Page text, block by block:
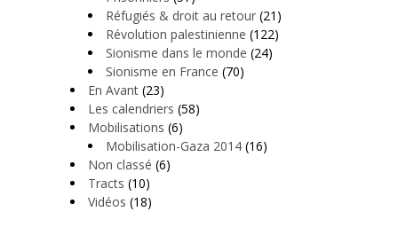
Réfugiés & droit au retour (21)
Révolution palestinienne (122)
Sionisme dans le monde (24)
Sionisme en France (70)
En Avant (23)
Les calendriers (58)
Mobilisations (6)
Mobilisation-Gaza 2014 (16)
Non classé (6)
Tracts (10)
Vidéos (18)